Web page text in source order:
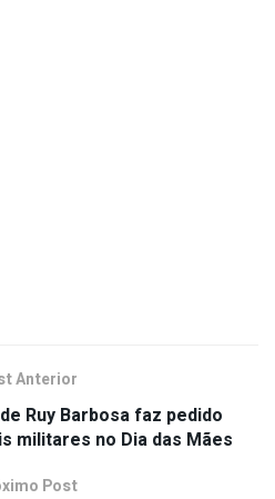
Anterior
Ruy Barbosa faz pedido
militares no Dia das Mães
Post